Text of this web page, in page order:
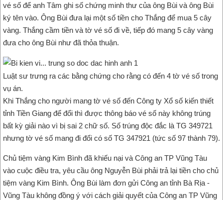
vé số để anh Tâm ghi số chứng minh thư của ông Bùi và ông Bùi
ký tên vào. Ông Bùi đưa lại một số tiền cho Thắng để mua 5 cây
vàng. Thắng cầm tiền và tờ vé số đi về, tiếp đó mang 5 cây vàng
đưa cho ông Bùi như đã thỏa thuận.
Luật sư trưng ra các bằng chứng cho rằng có đến 4 tờ vé số trong
vụ án.
Khi Thắng cho người mang tờ vé số đến Công ty Xổ số kiến thiết
tỉnh Tiền Giang để đổi thì được thông báo vé số này không trúng
bất kỳ giải nào vì bị sai 2 chữ số. Số trúng độc đắc là TG 349721
nhưng tờ vé số mang đi đổi có số TG 347921 (tức số 97 thành 79).
Chủ tiệm vàng Kim Bình đã khiếu nại và Công an TP Vũng Tàu
vào cuộc điều tra, yêu cầu ông Nguyễn Bùi phải trả lại tiền cho chủ
tiệm vàng Kim Bình. Ông Bùi làm đơn gửi Công an tỉnh Bà Rịa -
Vũng Tàu không đồng ý với cách giải quyết của Công an TP Vũng